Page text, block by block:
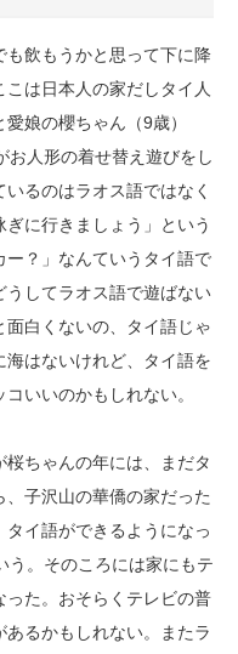
も飲もうかと思って下に降
は日本人の家だしタイ人
娘の櫻ちゃん（9歳）
お人形の着せ替え遊びをし
るのはラオス語ではなく
に行きましょう」という
？」なんていうタイ語で
してラオス語で遊ばない
白くないの、タイ語じゃ
はないけれど、タイ語を
いいのかもしれない。
ちゃんの年には、まだタ
子沢山の華僑の家だった
イ語ができるようになっ
う。そのころには家にもテ
った。おそらくテレビの普
るかもしれない。またラ